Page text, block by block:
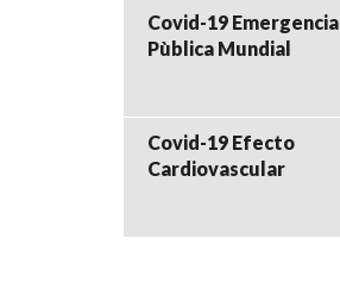
Covid-19 Emergencia
Pùblica Mundial
Covid-19 Efecto
Cardiovascular